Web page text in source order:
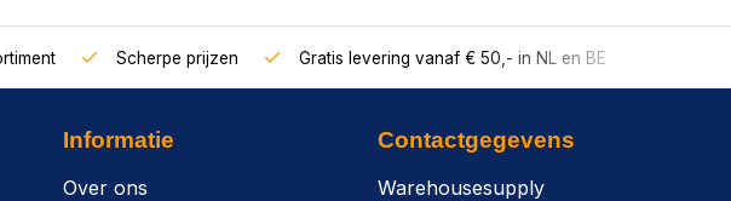
Scherpe prijzen Gratis levering vanaf € 50,- in NL en BE
Informatie
Over ons
Contactgegevens
Warehousesupply